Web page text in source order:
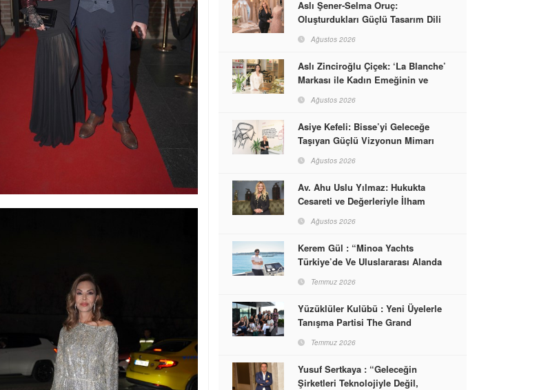
Aslı Şener-Selma Oruç:
Oluşturdukları Güçlü Tasarım Dili
Dünyasına İmzalarını Attılar
Ağustos 2026
Aslı Zinciroğlu Çiçek: ‘La Blanche’
Markası ile Kadın Emeğinin ve
Başarabileceğinin En Güzel
Örneğini Sunuyor
Ağustos 2026
Asiye Kefeli: Bisse’yi Geleceğe
Taşıyan Güçlü Vizyonun Mimarı
Ağustos 2026
Av. Ahu Uslu Yılmaz: Hukukta
Cesareti ve Değerleriyle İlham
Ağustos 2026
Kerem Gül : “Minoa Yachts
Türkiye’de Ve Uluslararası Alanda
Markası Olacak”
Temmuz 2026
Yüzüklüler Kulübü : Yeni Üyelerle
Tanışma Partisi The Grand
Temmuz 2026
Yusuf Sertkaya : “Geleceğin
Şirketleri Teknolojiyle Değil,